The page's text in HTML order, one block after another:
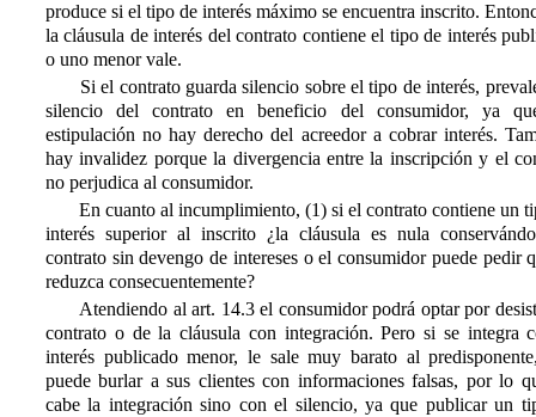
produce si el tipo de interés máximo se encuentra inscrito.
la cláusula de interés del contrato contiene el tipo de interés
o uno menor vale.
Si el contrato guarda silencio sobre el tipo de interés,
silencio del contrato en beneficio del consumidor, ya
estipulación no hay derecho del acreedor a cobrar interés.
hay invalidez porque la divergencia entre la inscripción y el
no perjudica al consumidor.
En cuanto al incumplimiento, (1) si el contrato contiene un
interés superior al inscrito ¿la cláusula es nula
contrato sin devengo de intereses o el consumidor puede pedir
reduzca consecuentemente?
Atendiendo al art. 14.3 el consumidor podrá optar por
contrato o de la cláusula con integración. Pero si se integra
interés publicado menor, le sale muy barato al
puede burlar a sus clientes con informaciones falsas, por lo
cabe la integración sino con el silencio, ya que publicar un